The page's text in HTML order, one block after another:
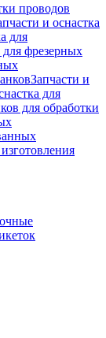
проводов
и оснастка
для
для фрезерных
Запчасти и
для
для обработки